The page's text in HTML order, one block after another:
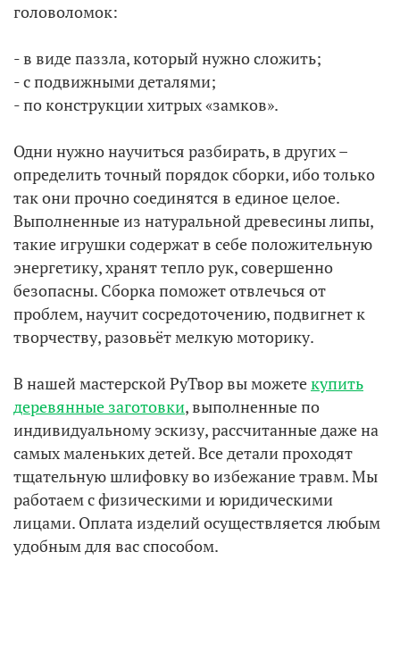
головоломок:
- в виде паззла, который нужно сложить;
- с подвижными деталями;
- по конструкции хитрых «замков».
Одни нужно научиться разбирать, в других –
определить точный порядок сборки, ибо только
так они прочно соединятся в единое целое.
Выполненные из натуральной древесины липы,
такие игрушки содержат в себе положительную
энергетику, хранят тепло рук, совершенно
безопасны. Сборка поможет отвлечься от
проблем, научит сосредоточению, подвигнет к
творчеству, разовьёт мелкую моторику.
В нашей мастерской РуТвор вы можетекупить
деревянные заготовки, выполненные по
индивидуальному эскизу, рассчитанные даже на
самых маленьких детей. Все детали проходят
тщательную шлифовку во избежание травм. Мы
работаем с физическими и юридическими
лицами. Оплата изделий осуществляется любым
удобным для вас способом.